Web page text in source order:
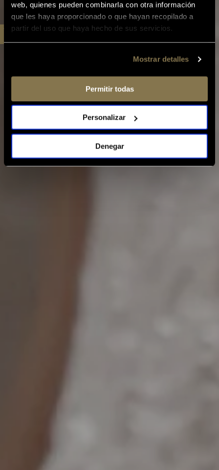
web, quienes pueden combinarla con otra información
que les haya proporcionado o que hayan recopilado a
partir del uso que haya hecho de sus servicios.
Mostrar detalles
Permitir todas
Personalizar
Denegar